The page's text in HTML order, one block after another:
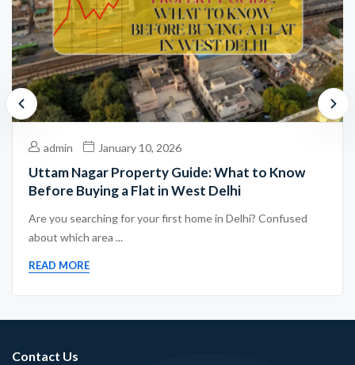
admin January 10, 2026
Uttam Nagar Property Guide: What to Know
Before Buying a Flat in West Delhi
Are you searching for your first home in Delhi? Confused
about which area ...
READ MORE
Contact Us